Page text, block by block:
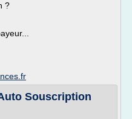
?
Souscription